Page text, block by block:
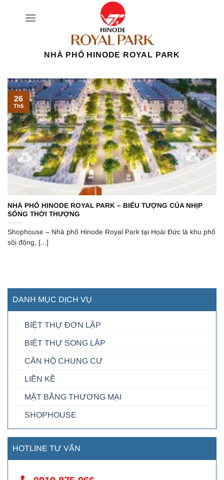
NHÀ PHỐ HINODE ROYAL PARK
NHÀ PHỐ HINODE ROYAL PARK – BIỂU TƯỢNG CỦA NHỊP
SỐNG THỜI THƯỢNG
Shophouse – Nhà phố Hinode Royal Park tại Hoài Đức là khu phố
sôi động, [...]
26
Th5
DANH MỤC DỊCH VỤ
BIỆT THỰ ĐƠN LẬP
BIỆT THỰ SONG LẬP
CĂN HỘ CHUNG CƯ
LIỀN KỀ
MẶT BẰNG THƯƠNG MẠI
SHOPHOUSE
HOTLINE TƯ VẤN